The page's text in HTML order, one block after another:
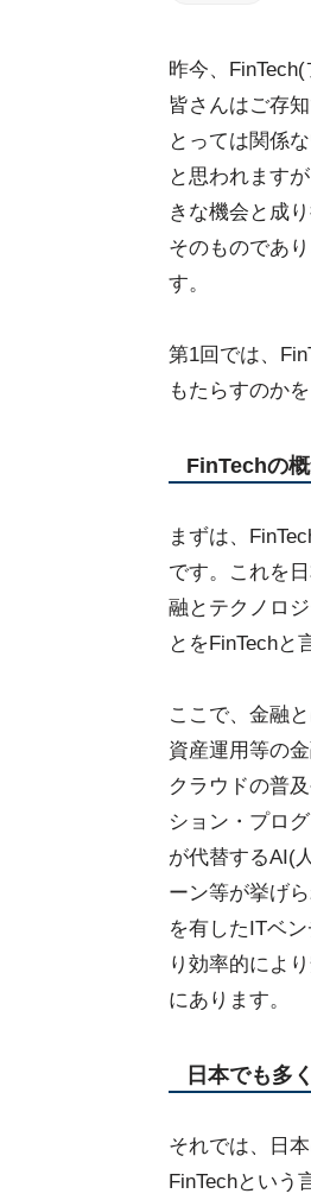
昨今、
皆さんはご存
とっては関係
と思われます
きな機会と成
そのものであ
す。
第1回では、
もたらすのか
FinTechの
まずは、
です。これを
融とテクノロ
とをFinTechと
ここで、金融
資産運用等の
クラウドの普
ション・プロ
が代替するAI(
ーン等が挙げ
を有したITベ
り効率的によ
にあります。
日本でも多
それでは、日
FinTechという